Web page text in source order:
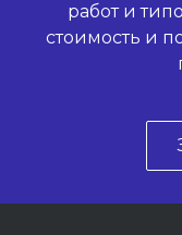
работ и
стоимость и